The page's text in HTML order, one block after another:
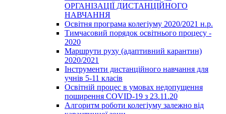
ОРГАНІЗАЦІЇ ДИСТАНЦІЙНОГО
НАВЧАННЯ
Освітня програма колегіуму 2020/2021 н.р.
Тимчасовий порядок освітнього процесу -
2020
Маршрути руху (адаптивний карантин)
2020/2021
Інструменти дистанційного навчання для
учнів 5-11 класів
Освітній процес в умовах недопущення
поширення COVID-19 з 23.11.20
Алгоритм роботи колегіуму залежно від